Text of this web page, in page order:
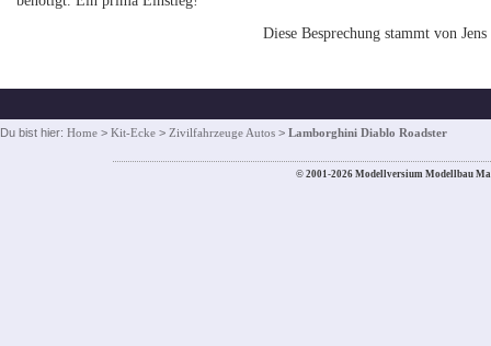
Diese Besprechung stammt von
Du bist hier: Home > Kit-Ecke > Zivilfahrzeuge Autos > Lamborghini Diablo Roadster
© 2001-2026 Modellversium Modellbau